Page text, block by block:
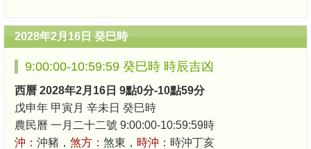
2028年2月16日 癸巳時
9:00:00-10:59:59 癸巳時 時辰吉凶
西曆 2028年2月16日 9點0分-10點59分
戊申年 甲寅月 辛未日 癸巳時
農民曆 一月二十二號 9:00:00-10:59:59時
沖： 沖豬， 煞方： 煞東， 時沖： 時沖丁亥